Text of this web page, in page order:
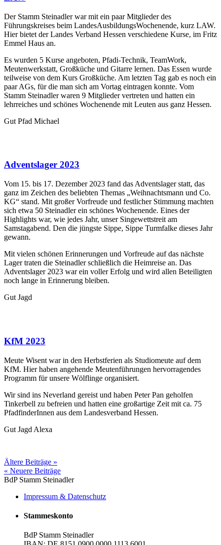
Der Stamm Steinadler war mit ein paar Mitglieder des
Führungskreises beim LandesAusbildungsWochenende, kurz LAW.
Hier bietet der Landes Verband Hessen verschiedene Kurse, im Fritz
Emmel Haus an.
Es wurden 5 Kurse angeboten, Pfadi-Technik, TeamWork,
Meutenwerkstatt, Großküche und Gitarre lernen. Das Essen wurde
teilweise von dem Kurs Großküche. Am letzten Tag gab es noch ein
paar AGs, für die man sich am Vortag eintragen konnte. Vom
Stamm Steinadler waren 9 Mitglieder vertreten und hatten ein
lehrreiches und schönes Wochenende mit Leuten aus ganz Hessen.
Gut Pfad Michael
Adventslager 2023
Vom 15. bis 17. Dezember 2023 fand das Adventslager statt, das
ganz im Zeichen des beliebten Themas „Weihnachtsmann und Co.
KG“ stand. Mit großer Vorfreude und festlicher Stimmung machten
sich etwa 50 Steinadler ein schönes Wochenende. Eines der
Highlights war, wie jedes Jahr, unser Singewettstreit am
Samstagabend. Den die jüngste Sippe, Sippe Turmfalke dieses Jahr
gewann.
Mit vielen schönen Erinnerungen und Vorfreude auf das nächste
Lager traten die Steinadler schließlich die Heimreise an. Das
Adventslager 2023 war ein voller Erfolg und wird allen Beteiligten
noch lange in Erinnerung bleiben.
Gut Jagd
KfM 2023
Meute Wisent war in den Herbstferien als Studiomeute auf dem
KfM. Hier haben angehende Meutenführungen hervorragendes
Programm für unsere Wölflinge organisiert.
Wir sind ins Neverland gereist und haben Peter Pan geholfen
Tinkerbell zu befreien und hatten eine großartige Zeit mit ca. 75
PfadfinderInnen aus dem Landesverband Hessen.
Gut Jagd Alexa
Ältere Beiträge »
« Neuere Beiträge
BdP Stamm Steinadler
Impressum & Datenschutz
Stammeskonto
BdP Stamm Steinadler